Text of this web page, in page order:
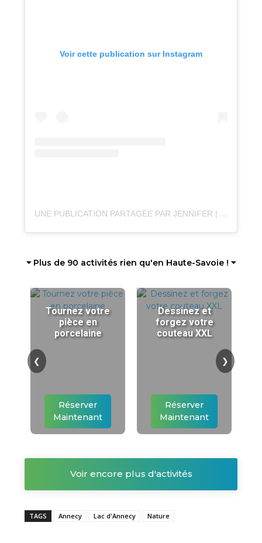
Voir cette publication sur Instagram
UNE PUBLICATION PARTAGÉE PAR JENNIFER | ANNECY 📍 (@JENNIFER_RCH)
⏷ Plus de 90 activités rien qu'en Haute-Savoie ! ⏷
Tournez votre
pièce en
porcelaine
Réserver
Maintenant
Dessinez et
forgez votre
couteau XXL
Réserver
Maintenant
❮ ❯
Voir encore plus d'activités
TAGS Annecy Lac d'Annecy Nature